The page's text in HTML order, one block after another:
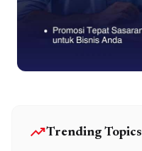
trending_upTrending Topics